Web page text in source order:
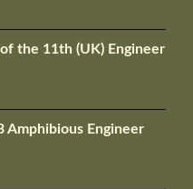
the 11th (UK) Engineer
Amphibious Engineer